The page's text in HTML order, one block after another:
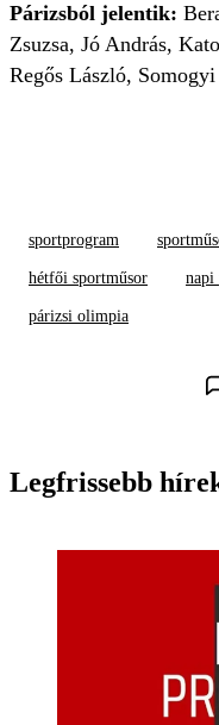
Párizsból jelentik:
Zsuzsa, Jó András,
Regős László,
sportprogram
hétfői sportműsor napi
párizsi olimpia
Legfrissebb